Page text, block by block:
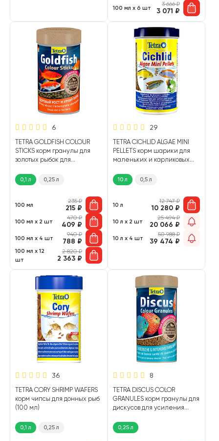
100 мл х 6 шт
3 666₽
3 071 ₽
6
TETRA GOLDFISH COLOUR
STICKS корм гранулы для
золотых рыбок для
0,1 л 0,25 л
100 мл
235₽
215 ₽
100 мл х 2 шт
470₽
409 ₽
100 мл х 4 шт
940₽
788 ₽
100 мл х 12
шт
2 820₽
2 363 ₽
29
TETRA CICHLID ALGAE MINI
PELLETS корм шарики для
маленьких и карликовых
л х 2 шт)
10 л 0,5 л
10 л
12 747₽
10 280 ₽
10 л х 2 шт
25 494₽
20 066 ₽
10 л х 4 шт
50 988₽
39 474 ₽
36
TETRA CORY SHRIMP WAFERS
корм чипсы для донных рыб
(100 мл)
0,1 л 0,25 л
8
TETRA DISCUS COLOR
GRANULES корм гранулы для
дискусов для усиления
0,25 л